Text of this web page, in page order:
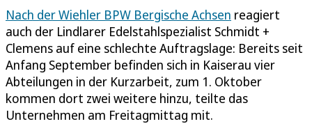
Nach der Wiehler BPW Bergische Achsen reagiert
auch der Lindlarer Edelstahlspezialist Schmidt +
Clemens auf eine schlechte Auftragslage: Bereits seit
Anfang September befinden sich in Kaiserau vier
Abteilungen in der Kurzarbeit, zum 1. Oktober
kommen dort zwei weitere hinzu, teilte das
Unternehmen am Freitagmittag mit.